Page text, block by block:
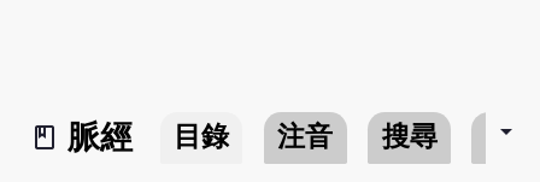
book_2
脈經 目錄 注音 搜尋 書介
arrow_drop_down